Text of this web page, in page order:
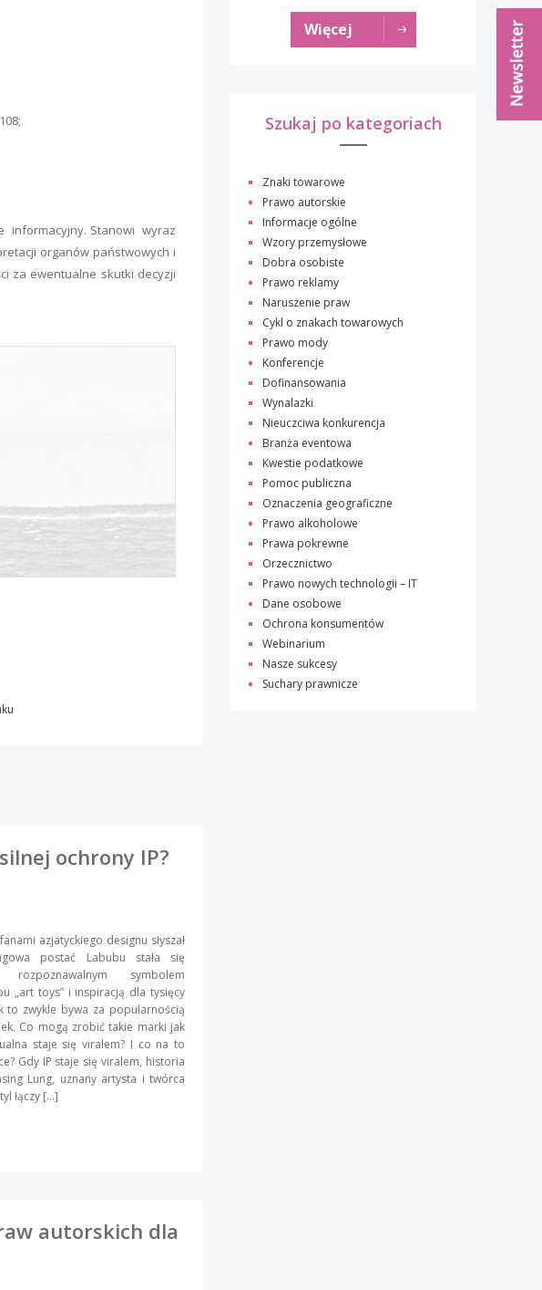
informacyjny. Stanowi wyraz
organów państwowych i
za ewentualne skutki decyzji
ochrony IP?
azjatyckiego designu słyszał
postać Labubu stała się
rozpoznawalnym symbolem
„art toys” i inspiracją dla tysięcy
to zwykle bywa za popularnością
Co mogą zrobić takie marki jak
staje się viralem? I co na to
Gdy IP staje się viralem, historia
Lung, uznany artysta i twórca
łączy […]
autorskich dla
Więcej
Szukaj po kategoriach
Znaki towarowe
Prawo autorskie
Informacje ogólne
Wzory przemysłowe
Dobra osobiste
Prawo reklamy
Naruszenie praw
Cykl o znakach towarowych
Prawo mody
Konferencje
Dofinansowania
Wynalazki
Nieuczciwa konkurencja
Branża eventowa
Kwestie podatkowe
Pomoc publiczna
Oznaczenia geograficzne
Prawo alkoholowe
Prawa pokrewne
Orzecznictwo
Prawo nowych technologii – IT
Dane osobowe
Ochrona konsumentów
Webinarium
Nasze sukcesy
Suchary prawnicze